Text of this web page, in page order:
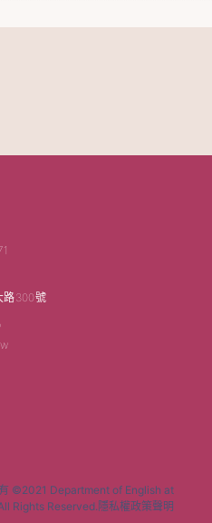
路300號
©2021 Department of English at
Rights Reserved.隱私權政策聲明